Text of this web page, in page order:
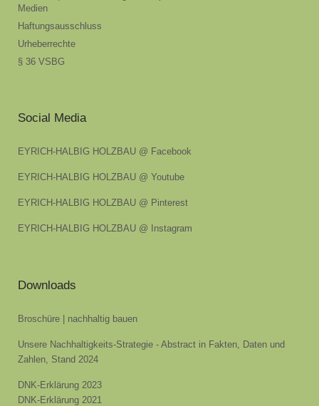
Medien
Haftungsausschluss
Urheberrechte
§ 36 VSBG
Social Media
EYRICH-HALBIG HOLZBAU @ Facebook
EYRICH-HALBIG HOLZBAU @ Youtube
EYRICH-HALBIG HOLZBAU @ Pinterest
EYRICH-HALBIG HOLZBAU @ Instagram
Downloads
Broschüre | nachhaltig bauen
Unsere Nachhaltigkeits-Strategie - Abstract in Fakten, Daten und
Zahlen, Stand 2024
DNK-Erklärung 2023
DNK-Erklärung 2021